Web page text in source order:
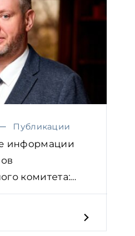
Публикации
информации
комитета: